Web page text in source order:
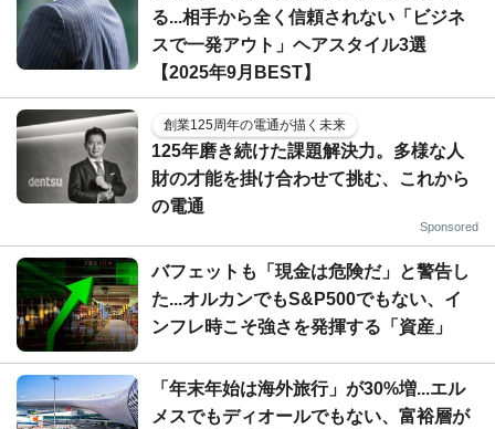
る...相手から全く信頼されない「ビジネ
スで一発アウト」ヘアスタイル3選
【2025年9月BEST】
創業125周年の電通が描く未来
125年磨き続けた課題解決力。多様な人
財の才能を掛け合わせて挑む、これから
の電通
Sponsored
バフェットも「現金は危険だ」と警告し
た...オルカンでもS&P500でもない、イ
ンフレ時こそ強さを発揮する「資産」
「年末年始は海外旅行」が30%増...エル
メスでもディオールでもない、富裕層が